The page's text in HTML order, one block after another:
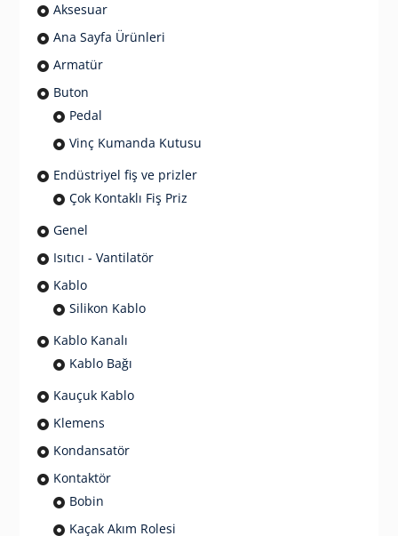
Aksesuar
Ana Sayfa Ürünleri
Armatür
Buton
Pedal
Vinç Kumanda Kutusu
Endüstriyel fiş ve prizler
Çok Kontaklı Fiş Priz
Genel
Isıtıcı - Vantilatör
Kablo
Silikon Kablo
Kablo Kanalı
Kablo Bağı
Kauçuk Kablo
Klemens
Kondansatör
Kontaktör
Bobin
Kaçak Akım Rolesi